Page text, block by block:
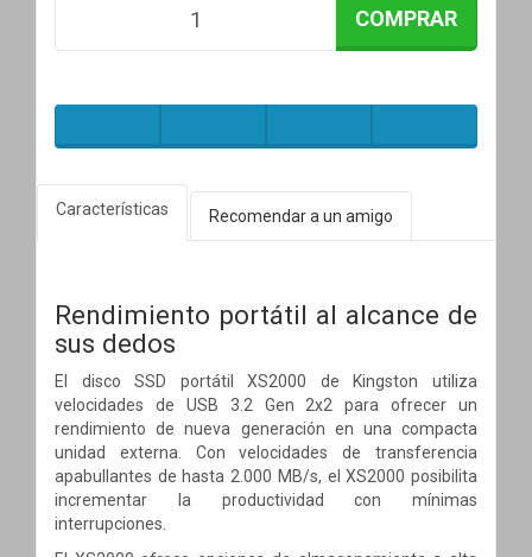
COMPRAR
Características Recomendar a un amigo
Rendimiento portátil al alcance de
sus dedos
El disco SSD portátil XS2000 de Kingston utiliza
velocidades de USB 3.2 Gen 2x2 para ofrecer un
rendimiento de nueva generación en una compacta
unidad externa. Con velocidades de transferencia
apabullantes de hasta 2.000 MB/s, el XS2000 posibilita
incrementar la productividad con mínimas
interrupciones.